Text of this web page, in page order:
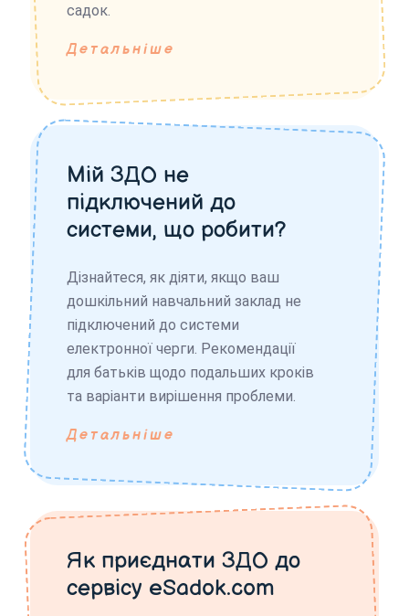
садок.
Детальніше
Мій ЗДО не
підключений до
системи, що робити?
Дізнайтеся, як діяти, якщо ваш
дошкільний навчальний заклад не
підключений до системи
електронної черги. Рекомендації
для батьків щодо подальших кроків
та варіанти вирішення проблеми.
Детальніше
Як приєднати ЗДО до
сервісу eSadok.com